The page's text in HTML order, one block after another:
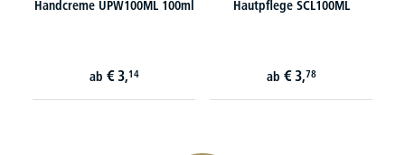
Handcreme UPW100ML 100ml
ab € 3,14
Hautpflege SCL100ML
ab € 3,78